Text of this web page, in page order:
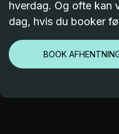
hverdag. Og ofte kan
dag, hvis du booker
BOOK